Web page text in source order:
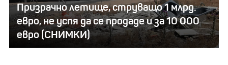
Призрачно летище, струващо 1 млрд.
евро, не успя да се продаде и за 10 000
евро (СНИМКИ)